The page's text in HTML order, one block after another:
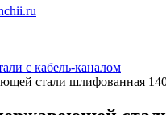
с кабель-каналом
стали шлифованная